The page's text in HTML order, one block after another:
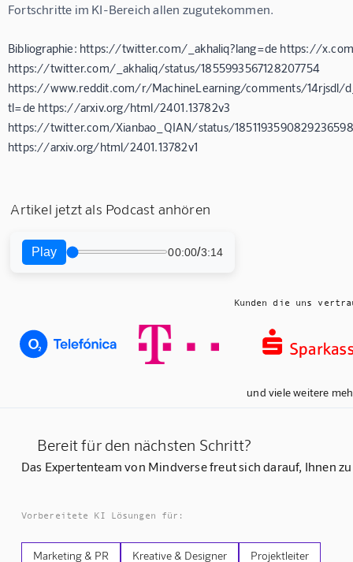
Fortschritte im KI-Bereich allen zugutekommen.
Bibliographie: https://twitter.com/_akhaliq?lang=de https://
https://twitter.com/_akhaliq/status/1855993567128207754
https://www.reddit.com/r/MachineLearning/comments/14rjsdl/
tl=de https://arxiv.org/html/2401.13782v3
https://twitter.com/Xianbao_QIAN/status/
https://arxiv.org/html/2401.13782v1
Artikel jetzt als Podcast anhören
Play 00:00/3:14
Kunden die uns
und viele weitere
Bereit für den nächsten Schritt?
Das Expertenteam von Mindverse freut sich darauf, Ihnen
Vorbereitete KI Lösungen für:
Marketing & PR Kreative & Designer Projektleiter